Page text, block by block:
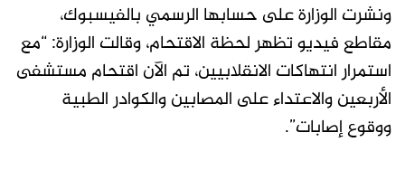
ونشرت الوزارة على حسابها الرسمي بالفيسبوك،
مقاطع فيديو تظهر لحظة الاقتحام، وقالت الوزارة: “مع
استمرار انتهاكات الانقلابيين، تم الآن اقتحام مستشفى
الأربعين والاعتداء على المصابين والكوادر الطبية
ووقوع إصابات”.